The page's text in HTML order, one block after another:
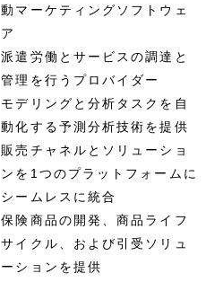
動マーケティングソフトウェ
ア
派遣労働とサービスの調達と
管理を行うプロバイダー
モデリングと分析タスクを自
動化する予測分析技術を提供
販売チャネルとソリューショ
ンを1つのプラットフォームに
シームレスに統合
保険商品の開発、商品ライフ
サイクル、および引受ソリュ
ーションを提供